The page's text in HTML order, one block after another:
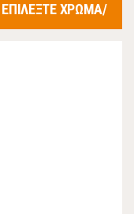
ΕΠΙΛΕΞΤΕ ΧΡΩΜΑ/